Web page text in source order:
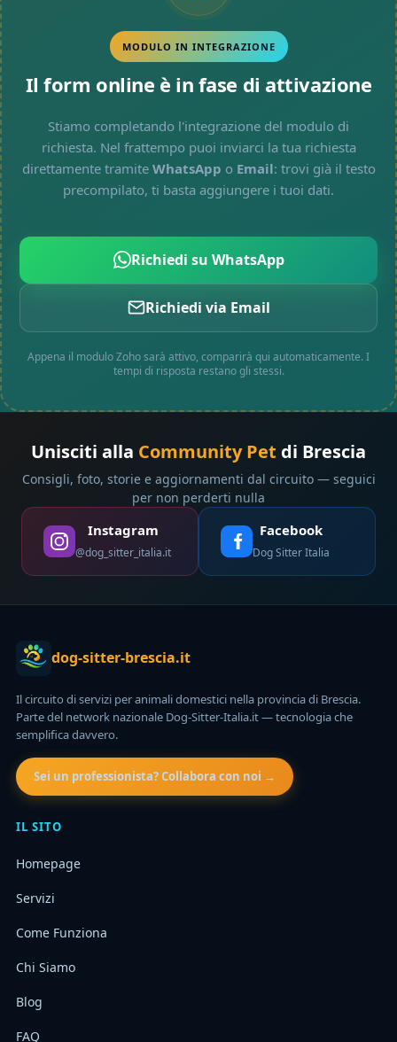
MODULO IN INTEGRAZIONE
Il form online è in fase di attivazione
Stiamo completando l'integrazione del modulo di
richiesta. Nel frattempo puoi inviarci la tua richiesta
direttamente tramite WhatsApp o Email: trovi già il testo
precompilato, ti basta aggiungere i tuoi dati.
Richiedi su WhatsApp
Richiedi via Email
Appena il modulo Zoho sarà attivo, comparirà qui automaticamente. I
tempi di risposta restano gli stessi.
Unisciti alla Community Pet di Brescia
Consigli, foto, storie e aggiornamenti dal circuito — seguici
per non perderti nulla
Instagram
@dog_sitter_italia.it
Facebook
Dog Sitter Italia
dog-sitter-brescia.it
Il circuito di servizi per animali domestici nella provincia di Brescia.
Parte del network nazionale Dog-Sitter-Italia.it — tecnologia che
semplifica davvero.
Sei un professionista? Collabora con noi →
IL SITO
Homepage
Servizi
Come Funziona
Chi Siamo
Blog
FAQ